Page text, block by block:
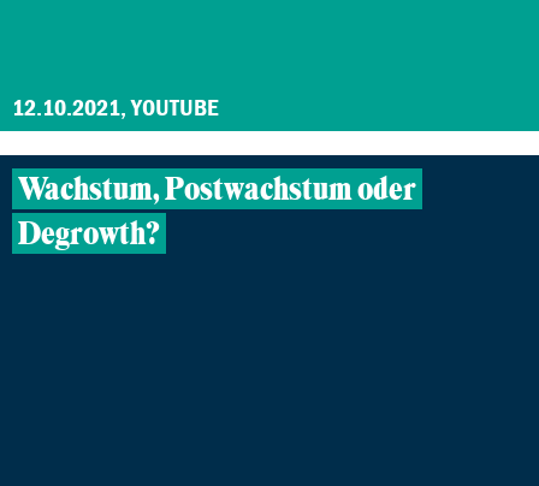
12.10.2021, YOUTUBE
Wachstum, Postwachstum oder
Degrowth?